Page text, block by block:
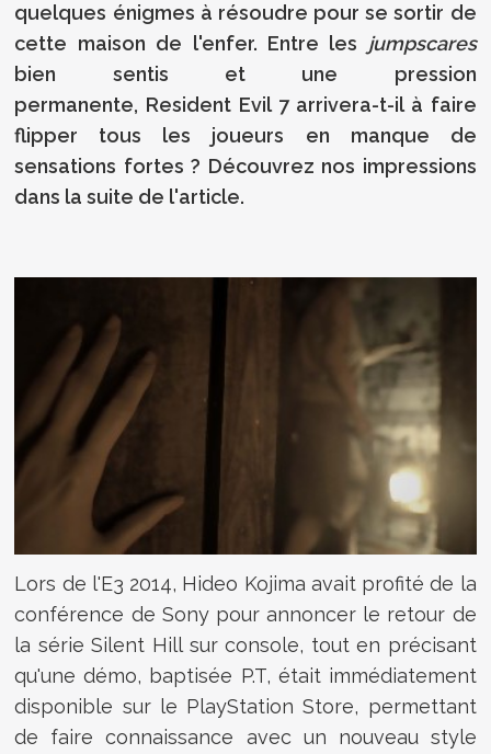
quelques énigmes à résoudre pour se sortir de
cette maison de l'enfer. Entre les jumpscares
bien sentis et une pression
permanente, Resident Evil 7 arrivera-t-il à faire
flipper tous les joueurs en manque de
sensations fortes ? Découvrez nos impressions
dans la suite de l'article.
Lors de l'E3 2014, Hideo Kojima avait profité de la
conférence de Sony pour annoncer le retour de
la série Silent Hill sur console, tout en précisant
qu'une démo, baptisée P.T, était immédiatement
disponible sur le PlayStation Store, permettant
de faire connaissance avec un nouveau style